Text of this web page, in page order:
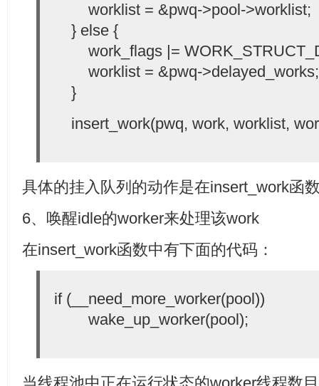
worklist = &pwq->pool->worklist;
} else {
work_flags |=
worklist = &pwq->delayed_works;
}
insert_work(pwq, work, worklist,
具体的挂入队列的动作是在insert_work函
6、唤醒idle的worker来处理该work
在insert_work函数中有下面的代码：
if (__need_more_worker(pool))
wake_up_worker(pool);